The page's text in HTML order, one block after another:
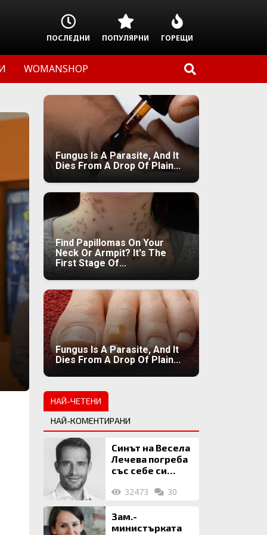
ПОСЛЕДНИ ПОПУЛЯРНИ ГОРЕЩИ
WOMANSHOP
Fungus Is A Parasite, And It
Dies From A Drop Of Plain...
Find Papillomas On Your
Neck Or Armpit? It's The
First Stage Of...
Fungus Is A Parasite, And It
Dies From A Drop Of Plain...
НАЙ-ЧЕТЕНИ
НАЙ-КОМЕНТИРАНИ
Синът на Весела
Лечева погреба
със себе си
млн. евро
32473 30
Зам.-
министърката